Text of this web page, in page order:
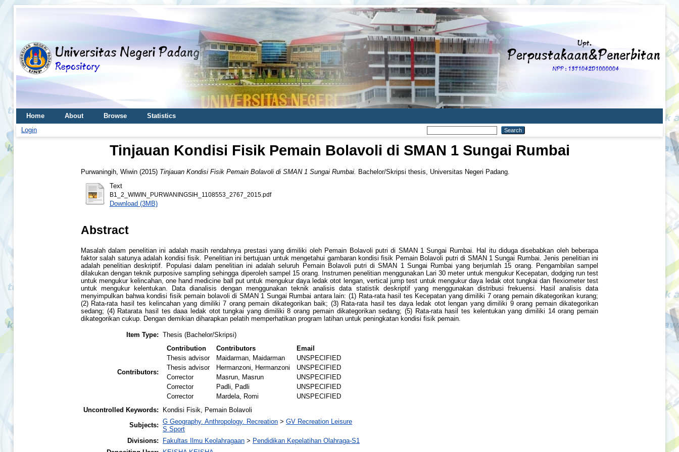
Home About Browse
Statistics
Login
Tinjauan Kondisi Fisik Pemain Bolavoli di SMAN 1 Sungai Rumbai
Purwaningih, Wiwin (2015) Tinjauan Kondisi Fisik Pemain Bolavoli di SMAN 1 Sungai Rumbai.
Bachelor/Skripsi thesis, Universitas Negeri Padang.
Text
B1_2_WIWIN_PURWANINGSIH_1108553_2767_2015.pdf
Download (3MB)
Abstract
Masalah dalam penelitian ini adalah masih rendahnya prestasi yang dimiliki oleh Pemain Bolavoli putri di SMAN 1 Sungai Rumbai. Hal itu diduga disebabkan oleh beberapa
faktor salah satunya adalah kondisi fisik. Penelitian ini bertujuan untuk mengetahui gambaran kondisi fisik Pemain Bolavoli putri di SMAN 1 Sungai Rumbai. Jenis penelitian ini
adalah penelitian deskriptif. Populasi dalam penelitian ini adalah seluruh Pemain Bolavoli putri di SMAN 1 Sungai Rumbai yang berjumlah 15 orang. Pengambilan sampel
dilakukan dengan teknik purposive sampling sehingga diperoleh sampel 15 orang. Instrumen penelitian menggunakan Lari 30 meter untuk mengukur Kecepatan, dodging run test
untuk mengukur kelincahan, one hand medicine ball put untuk mengukur daya ledak otot lengan, vertical jump test untuk mengukur daya ledak otot tungkai dan flexiometer test
untuk mengukur kelentukan. Data dianalisis dengan menggunakan teknik analisis data statistik deskriptif yang menggunakan distribusi frekuensi. Hasil analisis data
menyimpulkan bahwa kondisi fisik pemain bolavoli di SMAN 1 Sungai Rumbai antara lain: (1) Rata-rata hasil tes Kecepatan yang dimiliki 7 orang pemain dikategorikan kurang;
(2) Rata-rata hasil tes kelincahan yang dimiliki 7 orang pemain dikategorikan baik; (3) Rata-rata hasil tes daya ledak otot lengan yang dimiliki 9 orang pemain dikategorikan
sedang; (4) Ratarata hasil tes daaa ledak otot tungkai yang dimiliki 8 orang pemain dikategorikan sedang; (5) Rata-rata hasil tes kelentukan yang dimiliki 14 orang pemain
dikategorikan cukup. Dengan demikian diharapkan pelatih memperhatikan program latihan untuk peningkatan kondisi fisik pemain.
Item Type: Thesis (Bachelor/Skripsi)
Contributors:
Contribution Contributors
Email
Thesis advisor
Maidarman, Maidarman
UNSPECIFIED
Thesis advisor
Hermanzoni, Hermanzoni
UNSPECIFIED
Corrector
Masrun, Masrun
UNSPECIFIED
Corrector
Padli, Padli
UNSPECIFIED
Corrector
Mardela, Romi
UNSPECIFIED
Uncontrolled Keywords:
Kondisi Fisik, Pemain Bolavoli
Subjects: G Geography. Anthropology. Recreation > GV Recreation Leisure
S Sport
Divisions:
Fakultas Ilmu Keolahragaan > Pendidikan Kepelatihan Olahraga-S1